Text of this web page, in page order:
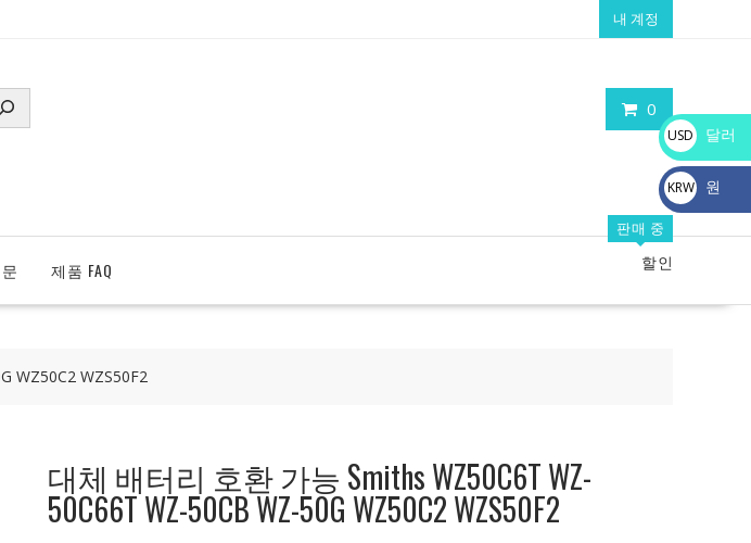
내 계정
0
제품 FAQ
판매 중
할인
WZ50C2 WZS50F2
대체 배터리 호환 가능 Smiths WZ50C6T WZ-
50C66T WZ-50CB WZ-50G WZ50C2 WZS50F2
USD
$
달러
KRW
₩
원